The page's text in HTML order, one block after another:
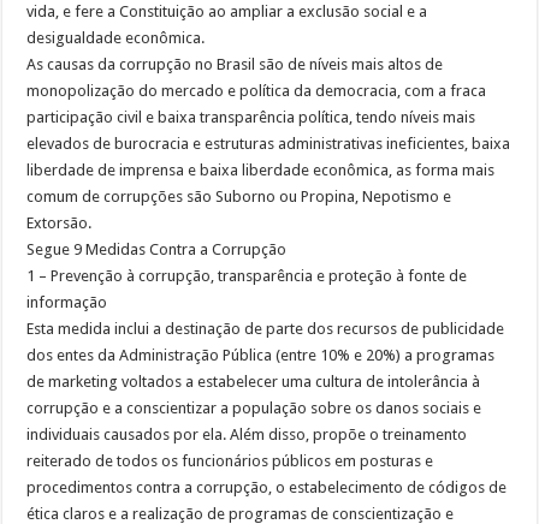
vida, e fere a Constituição ao ampliar a exclusão social e a
desigualdade econômica.
As causas da corrupção no Brasil são de níveis mais altos de
monopolização do mercado e política da democracia, com a fraca
participação civil e baixa transparência política, tendo níveis mais
elevados de burocracia e estruturas administrativas ineficientes, baixa
liberdade de imprensa e baixa liberdade econômica, as forma mais
comum de corrupções são Suborno ou Propina, Nepotismo e
Extorsão.
Segue 9 Medidas Contra a Corrupção
1 – Prevenção à corrupção, transparência e proteção à fonte de
informação
Esta medida inclui a destinação de parte dos recursos de publicidade
dos entes da Administração Pública (entre 10% e 20%) a programas
de marketing voltados a estabelecer uma cultura de intolerância à
corrupção e a conscientizar a população sobre os danos sociais e
individuais causados por ela. Além disso, propõe o treinamento
reiterado de todos os funcionários públicos em posturas e
procedimentos contra a corrupção, o estabelecimento de códigos de
ética claros e a realização de programas de conscientização e